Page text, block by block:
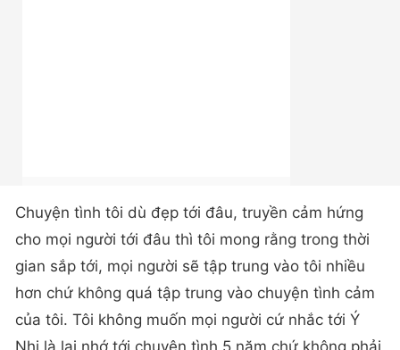
Chuyện tình tôi dù đẹp tới đâu, truyền cảm hứng
cho mọi người tới đâu thì tôi mong rằng trong thời
gian sắp tới, mọi người sẽ tập trung vào tôi nhiều
hơn chứ không quá tập trung vào chuyện tình cảm
của tôi. Tôi không muốn mọi người cứ nhắc tới Ý
Nhi là lại nhớ tới chuyện tình 5 năm chứ không phải